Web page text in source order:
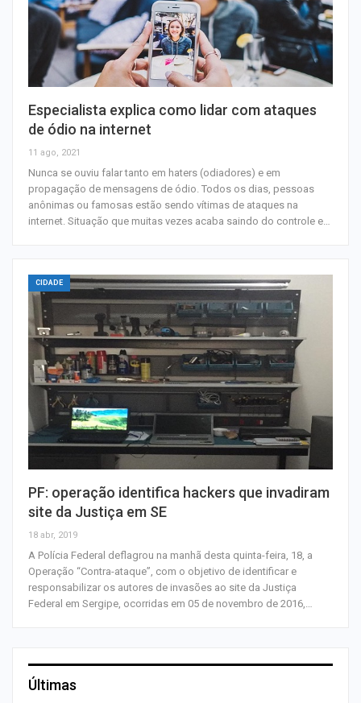
Especialista explica como lidar com ataques
de ódio na internet
11 ago, 2021
Nunca se ouviu falar tanto em haters (odiadores) e em
propagação de mensagens de ódio. Todos os dias, pessoas
anônimas ou famosas estão sendo vítimas de ataques na
internet. Situação que muitas vezes acaba saindo do controle e…
CIDADE
PF: operação identifica hackers que invadiram
site da Justiça em SE
18 abr, 2019
A Polícia Federal deflagrou na manhã desta quinta-feira, 18, a
Operação “Contra-ataque”, com o objetivo de identificar e
responsabilizar os autores de invasões ao site da Justiça
Federal em Sergipe, ocorridas em 05 de novembro de 2016,…
Últimas